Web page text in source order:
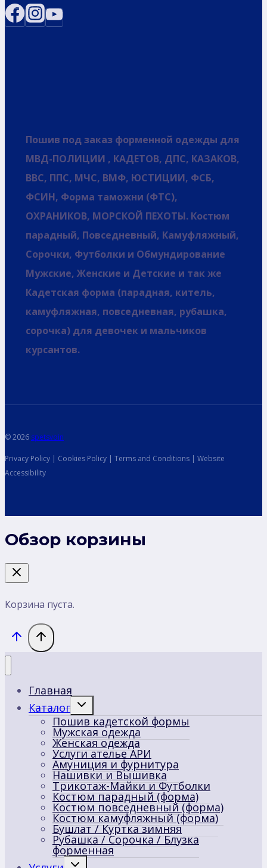
Пошив под заказ форменной одежды для
МВД-ПОЛИЦИИ , КАДЕТОВ, ДПС, КАЗАКОВ,
ВВС, ППС, МЧС, ВМФ, ЮСТИЦИИ, ФСБ,
ФСИН, Форма таможни (ФТС),
ОХРАНИКОВ, МОРСКОЙ ПЕХОТЫ. Костюм
парадный, Повседневный, Камуфляжный,
Сорочки, Футболки и Обмундирование
Мужские, Женские и Детские и так же
Кадетская форма (парадная, китель,
камуфляжная, повседневная, рубашка,
сорочка) для девочек и мальчиков
курсантов.
© 2026 spetsvoin
Privacy Policy | Cookies Policy | Terms and Conditions | Website
Accessibility
Обзор корзины
Корзина пуста.
Главная
Каталог
Переключить
меню
Пошив кадетской формы
Мужская одежда
Женская одежда
Услуги ателье АРИ
Амуниция и фурнитура
Нашивки и Вышивка
Трикотаж-Майки и Футболки
Костюм парадный (форма)
Костюм повседневный (форма)
Костюм камуфляжный (форма)
Бушлат / Куртка зимняя
Рубашка / Сорочка / Блузка
форменная
Переключить